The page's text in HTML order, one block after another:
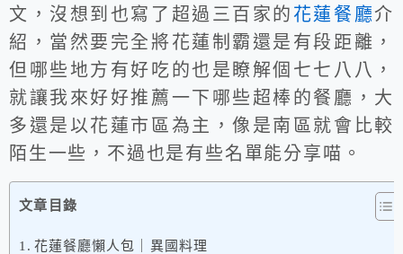
文，沒想到也寫了超過三百家的 花蓮餐廳介
紹，當然要完全將花蓮制霸還是有段距離，
但哪些地方有好吃的也是瞭解個七七八八，
就讓我來好好推薦一下哪些超棒的餐廳，大
多還是以花蓮市區為主，像是南區就會比較
陌生一些，不過也是有些名單能分享喵。
文章目錄
花蓮餐廳懶人包｜異國料理